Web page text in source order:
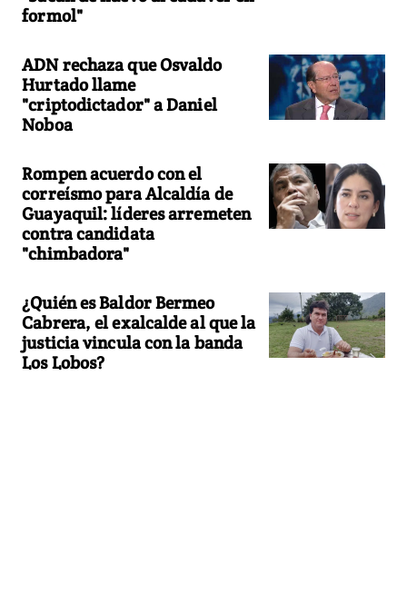
formol"
ADN rechaza que Osvaldo
Hurtado llame
"criptodictador" a Daniel
Noboa
Rompen acuerdo con el
correísmo para Alcaldía de
Guayaquil: líderes arremeten
contra candidata
"chimbadora"
¿Quién es Baldor Bermeo
Cabrera, el exalcalde al que la
justicia vincula con la banda
Los Lobos?